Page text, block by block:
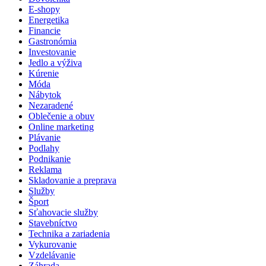
E-shopy
Energetika
Financie
Gastronómia
Investovanie
Jedlo a výživa
Kúrenie
Móda
Nábytok
Nezaradené
Oblečenie a obuv
Online marketing
Plávanie
Podlahy
Podnikanie
Reklama
Skladovanie a preprava
Služby
Šport
Sťahovacie služby
Stavebníctvo
Technika a zariadenia
Vykurovanie
Vzdelávanie